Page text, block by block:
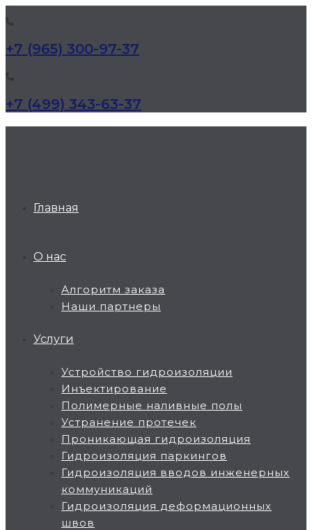
+7 (965) 300-97-37
+7 (499) 343-63-37
Главная
О нас
Алгоритм заказа
Наши партнеры
Услуги
Устройство гидроизоляции
Инъектирование
Полимерные наливные полы
Устранение протечек
Проникающая гидроизоляция
Гидроизоляция паркингов
Гидроизоляция вводов инженерных
коммуникаций
Гидроизоляция деформационных
швов